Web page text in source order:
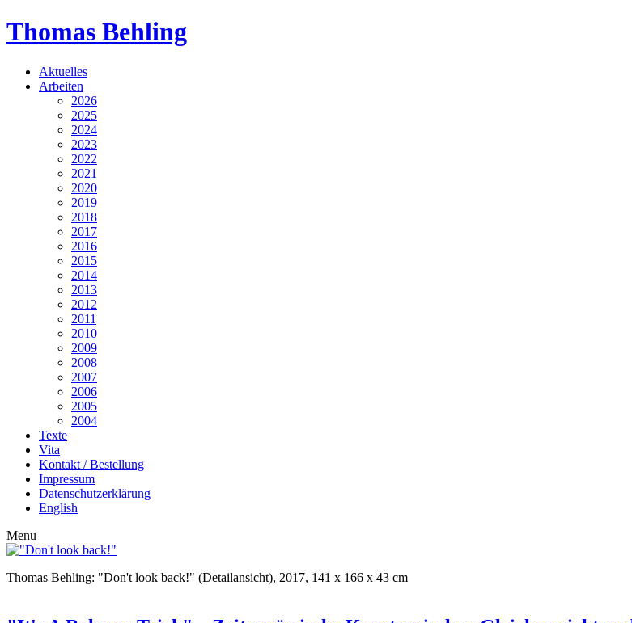
Thomas Behling
Aktuelles
Arbeiten
2026
2025
2024
2023
2022
2021
2020
2019
2018
2017
2016
2015
2014
2013
2012
2011
2010
2009
2008
2007
2006
2005
2004
Texte
Vita
Kontakt / Bestellung
Impressum
Datenschutzerklärung
English
Menu
Thomas Behling: "Don't look back!" (Detailansicht), 2017, 141 x 166 x 43 cm